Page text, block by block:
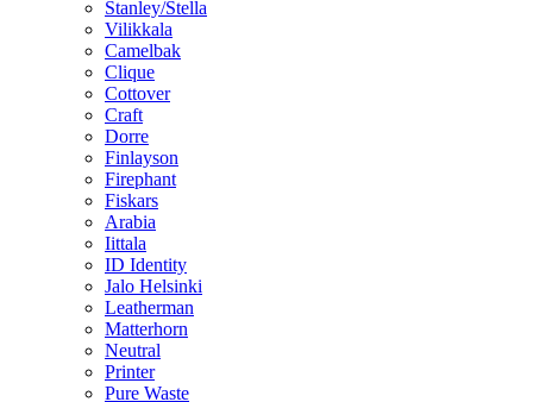
Stanley/Stella
Vilikkala
Camelbak
Clique
Cottover
Craft
Dorre
Finlayson
Firephant
Fiskars
Arabia
Iittala
ID Identity
Jalo Helsinki
Leatherman
Matterhorn
Neutral
Printer
Pure Waste